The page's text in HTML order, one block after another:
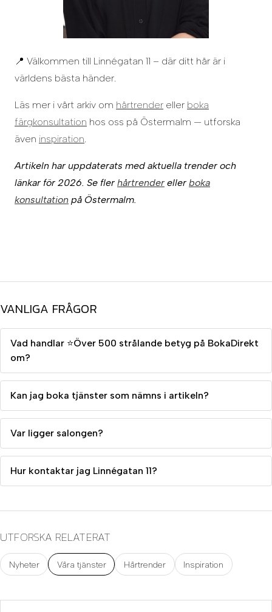
📍 Välkommen till Linnégatan 11 – där ditt hår är i
världens bästa händer.
Läs mer i vårt arkiv om hårtrender eller boka
färgkonsultation hos oss på Östermalm — utforska
även inspiration.
Artikeln har uppdaterats med aktuella trender och
länkar för 2026. Se fler hårtrender eller boka
konsultation på Östermalm.
VANLIGA FRÅGOR
Vad handlar ⭐Över 500 strålande betyg på BokaDirekt
om?
Kan jag boka tjänster som nämns i artikeln?
Var ligger salongen?
Hur kontaktar jag Linnégatan 11?
UTFORSKA RELATERAT
Nyheter Våra tjänster Hårtrender Inspiration